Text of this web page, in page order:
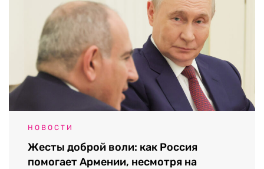
НОВОСТИ
Жесты доброй воли: как Россия
помогает Армении, несмотря на